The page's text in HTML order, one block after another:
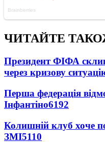
ЧИТАЙТЕ
Президент ФІФА
через кризову
Перша федерація
Інфантіно6192
Колишній клуб хоче
ЗМІ5110